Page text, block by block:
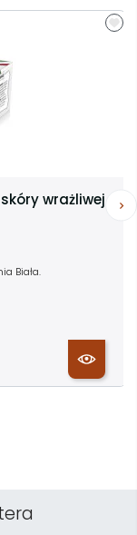
wrażliwej
Biała.